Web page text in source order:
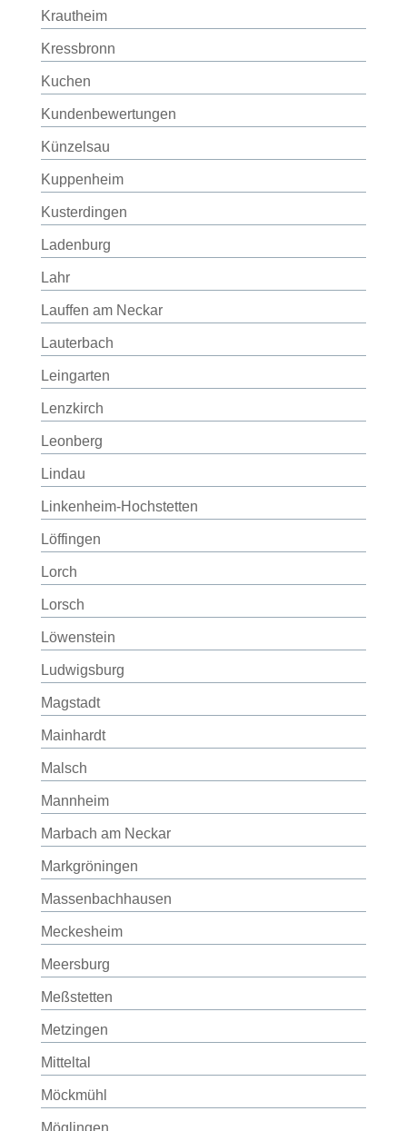
Krautheim
Kressbronn
Kuchen
Kundenbewertungen
Künzelsau
Kuppenheim
Kusterdingen
Ladenburg
Lahr
Lauffen am Neckar
Lauterbach
Leingarten
Lenzkirch
Leonberg
Lindau
Linkenheim-Hochstetten
Löffingen
Lorch
Lorsch
Löwenstein
Ludwigsburg
Magstadt
Mainhardt
Malsch
Mannheim
Marbach am Neckar
Markgröningen
Massenbachhausen
Meckesheim
Meersburg
Meßstetten
Metzingen
Mitteltal
Möckmühl
Möglingen